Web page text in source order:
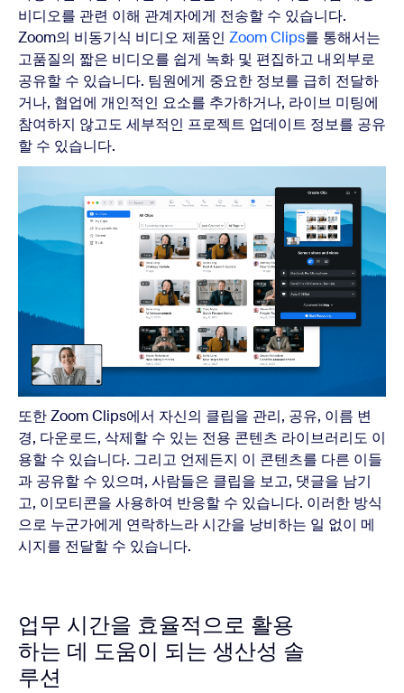
비디오를 관련 이해 관계자에게 전송할 수 있습니다.
Zoom의 비동기식 비디오 제품인 Zoom Clips를 통해서는
고품질의 짧은 비디오를 쉽게 녹화 및 편집하고 내외부로
공유할 수 있습니다. 팀원에게 중요한 정보를 급히 전달하
거나, 협업에 개인적인 요소를 추가하거나, 라이브 미팅에
참여하지 않고도 세부적인 프로젝트 업데이트 정보를 공유
할 수 있습니다.
또한 Zoom Clips에서 자신의 클립을 관리, 공유, 이름 변
경, 다운로드, 삭제할 수 있는 전용 콘텐츠 라이브러리도 이
용할 수 있습니다. 그리고 언제든지 이 콘텐츠를 다른 이들
과 공유할 수 있으며, 사람들은 클립을 보고, 댓글을 남기
고, 이모티콘을 사용하여 반응할 수 있습니다. 이러한 방식
으로 누군가에게 연락하느라 시간을 낭비하는 일 없이 메
시지를 전달할 수 있습니다.
업무 시간을 효율적으로 활용
하는 데 도움이 되는 생산성 솔
루션